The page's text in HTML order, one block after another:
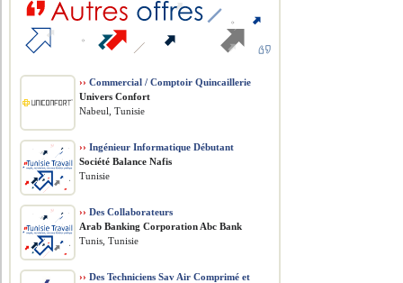
›› Commercial / Comptoir Quincaillerie
Univers Confort
Nabeul, Tunisie
›› Ingénieur Informatique Débutant
Société Balance Nafis
Tunisie
›› Des Collaborateurs
Arab Banking Corporation Abc Bank
Tunis, Tunisie
›› Des Techniciens Sav Air Comprimé et